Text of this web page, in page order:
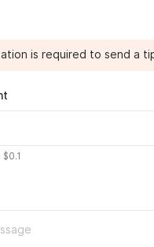
MEDIA
is required to send a